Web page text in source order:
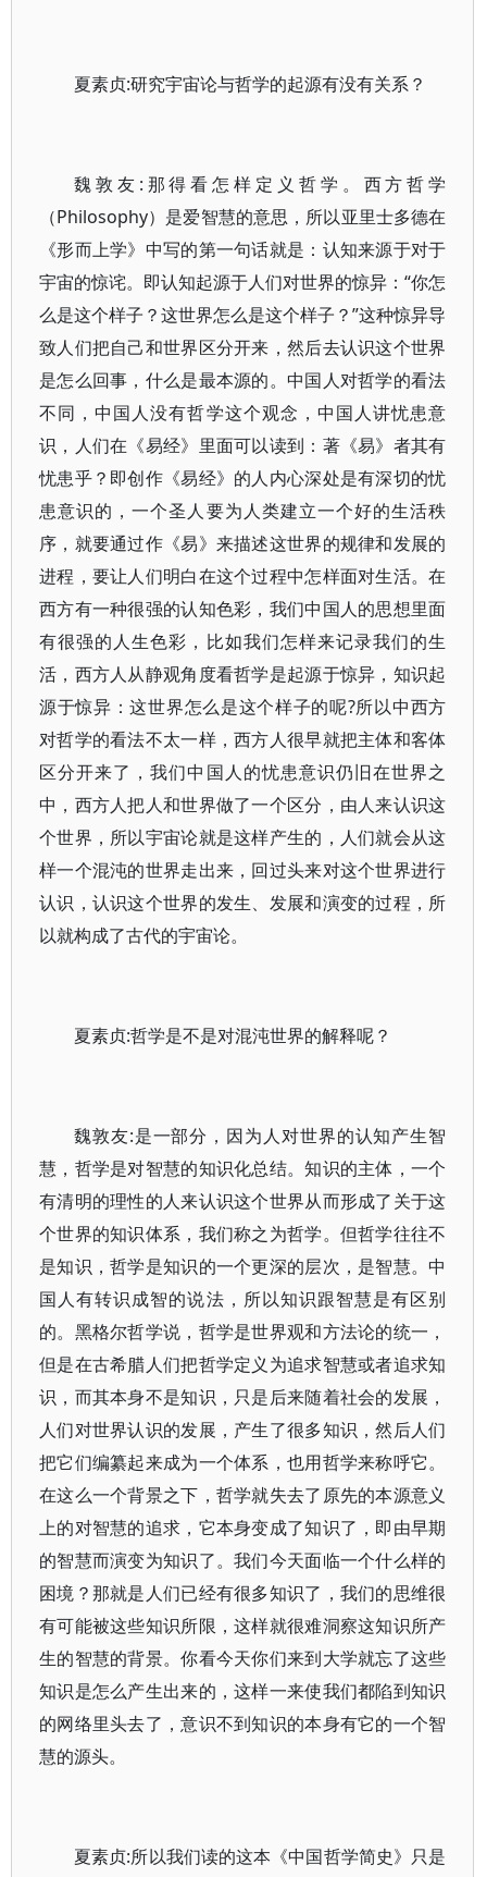
夏素贞:研究宇宙论与哲学的起源有没有关系？
魏敦友:那得看怎样定义哲学。西方哲学
（Philosophy）是爱智慧的意思，所以亚里士多德在
《形而上学》中写的第一句话就是：认知来源于对于
宇宙的惊诧。即认知起源于人们对世界的惊异：“你怎
么是这个样子？这世界怎么是这个样子？”这种惊异导
致人们把自己和世界区分开来，然后去认识这个世界
是怎么回事，什么是最本源的。中国人对哲学的看法
不同，中国人没有哲学这个观念，中国人讲忧患意
识，人们在《易经》里面可以读到：著《易》者其有
忧患乎？即创作《易经》的人内心深处是有深切的忧
患意识的，一个圣人要为人类建立一个好的生活秩
序，就要通过作《易》来描述这世界的规律和发展的
进程，要让人们明白在这个过程中怎样面对生活。在
西方有一种很强的认知色彩，我们中国人的思想里面
有很强的人生色彩，比如我们怎样来记录我们的生
活，西方人从静观角度看哲学是起源于惊异，知识起
源于惊异：这世界怎么是这个样子的呢?所以中西方
对哲学的看法不太一样，西方人很早就把主体和客体
区分开来了，我们中国人的忧患意识仍旧在世界之
中，西方人把人和世界做了一个区分，由人来认识这
个世界，所以宇宙论就是这样产生的，人们就会从这
样一个混沌的世界走出来，回过头来对这个世界进行
认识，认识这个世界的发生、发展和演变的过程，所
以就构成了古代的宇宙论。
夏素贞:哲学是不是对混沌世界的解释呢？
魏敦友:是一部分，因为人对世界的认知产生智
慧，哲学是对智慧的知识化总结。知识的主体，一个
有清明的理性的人来认识这个世界从而形成了关于这
个世界的知识体系，我们称之为哲学。但哲学往往不
是知识，哲学是知识的一个更深的层次，是智慧。中
国人有转识成智的说法，所以知识跟智慧是有区别
的。黑格尔哲学说，哲学是世界观和方法论的统一，
但是在古希腊人们把哲学定义为追求智慧或者追求知
识，而其本身不是知识，只是后来随着社会的发展，
人们对世界认识的发展，产生了很多知识，然后人们
把它们编纂起来成为一个体系，也用哲学来称呼它。
在这么一个背景之下，哲学就失去了原先的本源意义
上的对智慧的追求，它本身变成了知识了，即由早期
的智慧而演变为知识了。我们今天面临一个什么样的
困境？那就是人们已经有很多知识了，我们的思维很
有可能被这些知识所限，这样就很难洞察这知识所产
生的智慧的背景。你看今天你们来到大学就忘了这些
知识是怎么产生出来的，这样一来使我们都陷到知识
的网络里头去了，意识不到知识的本身有它的一个智
慧的源头。
夏素贞:所以我们读的这本《中国哲学简史》只是